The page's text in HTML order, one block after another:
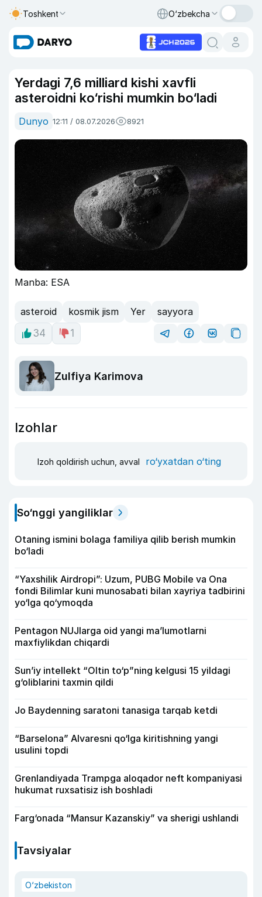
Toshkent O‘zbekcha
Yerdagi 7,6 milliard kishi xavfli
asteroidni ko‘rishi mumkin bo‘ladi
Dunyo 12:11 / 08.07.2026 8921
Manba: ESA
asteroid kosmik jism Yer
sayyora
34
1
Zulfiya Karimova
Izohlar
Izoh qoldirish uchun, avval ro‘yxatdan o‘ting
So‘nggi yangiliklar
Otaning ismini bolaga familiya qilib berish mumkin
bo‘ladi
“Yaxshilik Airdropi”: Uzum, PUBG Mobile va Ona
fondi Bilimlar kuni munosabati bilan xayriya tadbirini
yo‘lga qo‘ymoqda
Pentagon NUJlarga oid yangi maʼlumotlarni
maxfiylikdan chiqardi
Sun’iy intellekt “Oltin to‘p”ning kelgusi 15 yildagi
g‘oliblarini taxmin qildi
Jo Baydenning saratoni tanasiga tarqab ketdi
“Barselona” Alvaresni qo‘lga kiritishning yangi
usulini topdi
Grenlandiyada Trampga aloqador neft kompaniyasi
hukumat ruxsatisiz ish boshladi
Farg‘onada “Mansur Kazanskiy” va sherigi ushlandi
Tavsiyalar
O‘zbekiston